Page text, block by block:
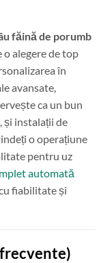
făină de porumb
o alegere de top
în
avansate,
ca un bun
și instalații de
o operațiune
pentru uz
automată
fiabilitate și